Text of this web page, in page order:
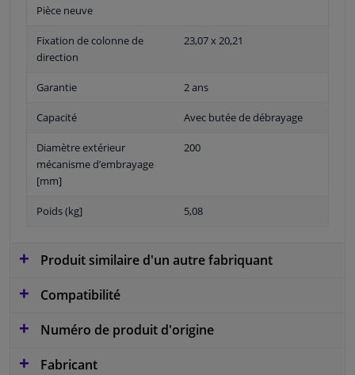
Pièce neuve
Fixation de colonne de
direction
23,07 x 20,21
Garantie 2 ans
Capacité Avec butée de débrayage
Diamètre extérieur
mécanisme d’embrayage
[mm]
200
Poids (kg] 5,08
Produit similaire d'un autre fabriquant
Compatibilité
Numéro de produit d'origine
Fabricant